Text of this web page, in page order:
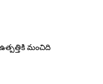
మంచిది